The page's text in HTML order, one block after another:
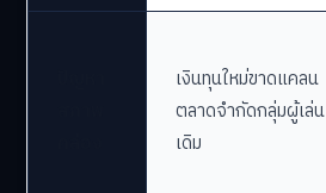
เงินทุนใหม่ขาดแคลน
ตลาดจำกัดกลุ่มผู้เล่น
เดิม